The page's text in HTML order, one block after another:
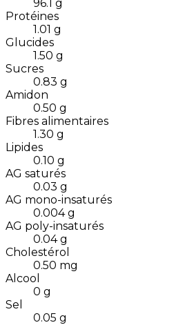
96.1 g
Protéines
1.01 g
Glucides
1.50 g
Sucres
0.83 g
Amidon
0.50 g
Fibres alimentaires
1.30 g
Lipides
0.10 g
AG saturés
0.03 g
AG mono-insaturés
0.004 g
AG poly-insaturés
0.04 g
Cholestérol
0.50 mg
Alcool
0 g
Sel
0.05 g